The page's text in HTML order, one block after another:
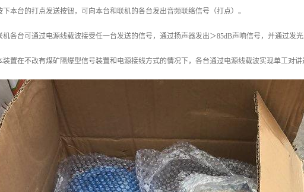
下本台的打点发送按钮，可向本台和联机的各台发出音频联络信号（打点）。
机各台可通过电源线载波接受任一台发送的信号，通过扬声器发出＞85dB声响信号，并通过发
装置在不改有煤矿隔爆型信号装置和电源接线方式的情况下，各台通过电源线载波实现单工对讲